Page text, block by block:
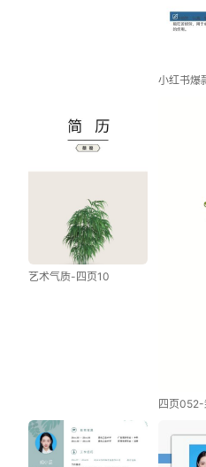
小红书爆
艺术气质-四页10
四页